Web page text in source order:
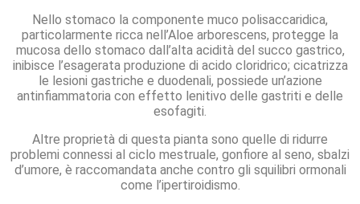
Nello stomaco la componente muco polisaccaridica,
particolarmente ricca nell’Aloe arborescens, protegge la
mucosa dello stomaco dall’alta acidità del succo gastrico,
inibisce l’esagerata produzione di acido cloridrico; cicatrizza
le lesioni gastriche e duodenali, possiede un’azione
antinfiammatoria con effetto lenitivo delle gastriti e delle
esofagiti.
Altre proprietà di questa pianta sono quelle di ridurre
problemi connessi al ciclo mestruale, gonfiore al seno, sbalzi
d’umore, è raccomandata anche contro gli squilibri ormonali
come l’ipertiroidismo.